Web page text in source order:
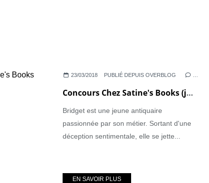
23/03/2018 PUBLIÉ DEPUIS OVERBLOG
Concours Chez Satine's Books (jusqu'au 7 avril 2018)
Bridget est une jeune antiquaire
passionnée par son métier. Sortant d'une
déception sentimentale, elle se jette...
EN SAVOIR PLUS